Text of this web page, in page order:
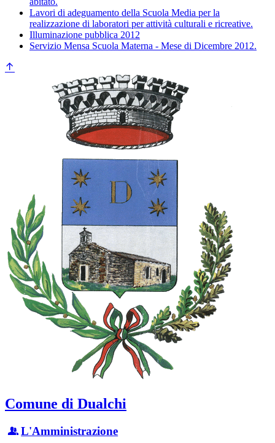
Lavori di adeguamento della Scuola Media per la
realizzazione di laboratori per attività culturali e ricreative.
Illuminazione pubblica 2012
Servizio Mensa Scuola Materna - Mese di Dicembre 2012.
Comune di Dualchi
L'Amministrazione